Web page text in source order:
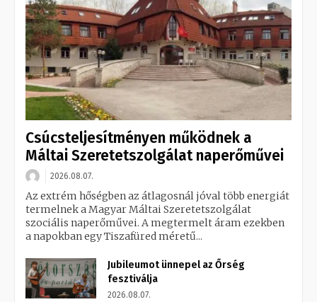
Csúcsteljesítményen működnek a
Máltai Szeretetszolgálat naperőművei
2026.08.07.
Az extrém hőségben az átlagosnál jóval több energiát
termelnek a Magyar Máltai Szeretetszolgálat
szociális naperőművei. A megtermelt áram ezekben
a napokban egy Tiszafüred méretű...
Jubileumot ünnepel az Őrség
fesztiválja
2026.08.07.